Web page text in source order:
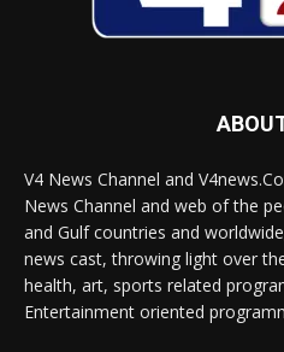
V4 News Channel and
News Channel and web of the
and Gulf countries and
news cast, throwing light over
health, art, sports related
Entertainment oriented